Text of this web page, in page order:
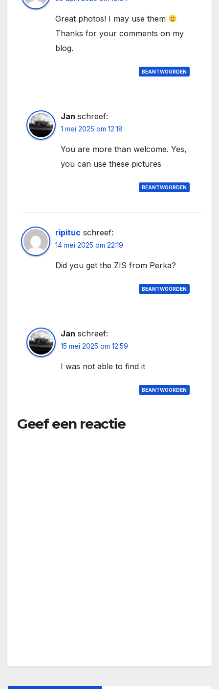
Great photos! I may use them
Thanks for your comments on my
blog.
BEANTWOORDEN
Jan schreef:
1 mei 2025 om 12:18
You are more than welcome. Yes,
you can use these pictures
BEANTWOORDEN
ripituc schreef:
14 mei 2025 om 22:19
Did you get the ZIS from Perka?
BEANTWOORDEN
Jan schreef:
15 mei 2025 om 12:59
I was not able to find it
BEANTWOORDEN
Geef een reactie